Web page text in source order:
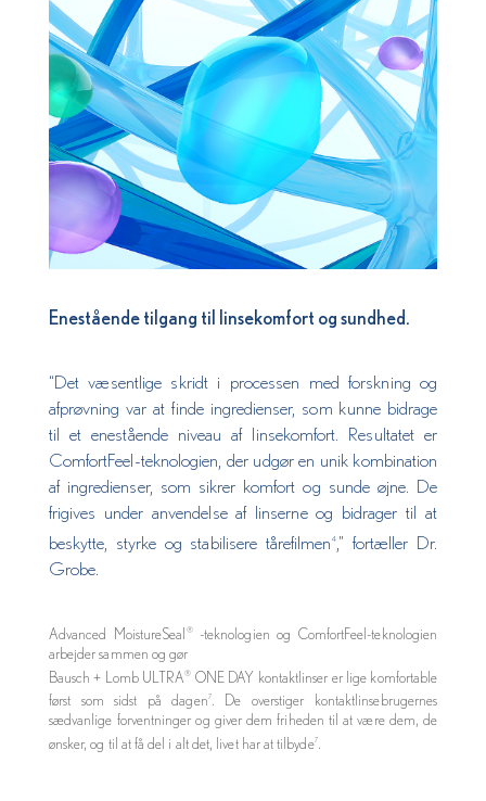
Enestående tilgang til linsekomfort og sundhed.
“Det væsentlige skridt i processen med forskning og
afprøvning var at finde ingredienser, som kunne bidrage
til et enestående niveau af linsekomfort. Resultatet er
ComfortFeel-teknologien, der udgør en unik kombination
af ingredienser, som sikrer komfort og sunde øjne. De
frigives under anvendelse af linserne og bidrager til at
beskytte, styrke og stabilisere tårefilmen 4,” fortæller Dr.
Grobe.
Advanced MoistureSeal ®-teknologien og ComfortFeel-teknologien
arbejder sammen og gør
Bausch + Lomb ULTRA®
ONE DAY kontaktlinser er lige komfortable
først som sidst på dagen 7. De overstiger kontaktlinsebrugernes
sædvanlige forventninger og giver dem friheden til at være dem, de
ønsker, og til at få del i alt det, livet har at tilbyde7.